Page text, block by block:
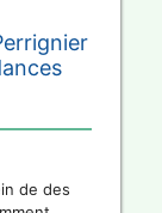
de des